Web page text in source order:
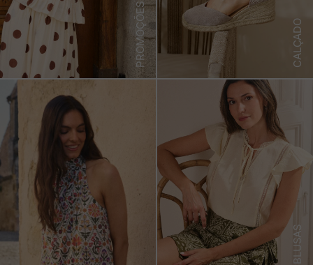
PROMOÇÕES CALÇADO
BLUSAS